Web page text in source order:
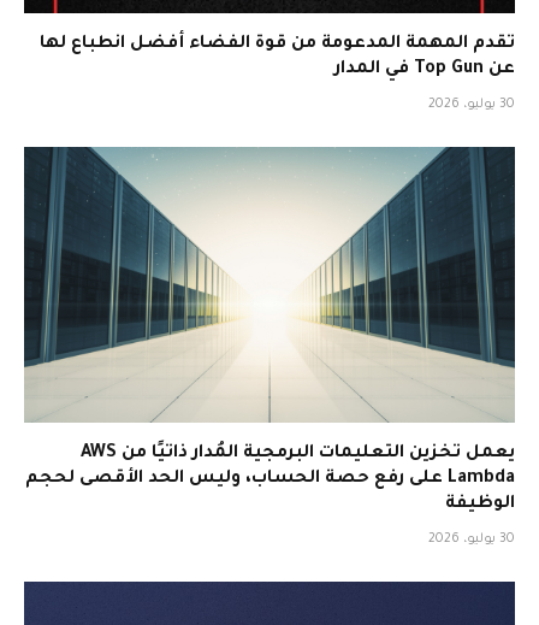
تقدم المهمة المدعومة من قوة الفضاء أفضل انطباع لها
عن Top Gun في المدار
30 يوليو، 2026
يعمل تخزين التعليمات البرمجية المُدار ذاتيًا من AWS
Lambda على رفع حصة الحساب، وليس الحد الأقصى لحجم
الوظيفة
30 يوليو، 2026